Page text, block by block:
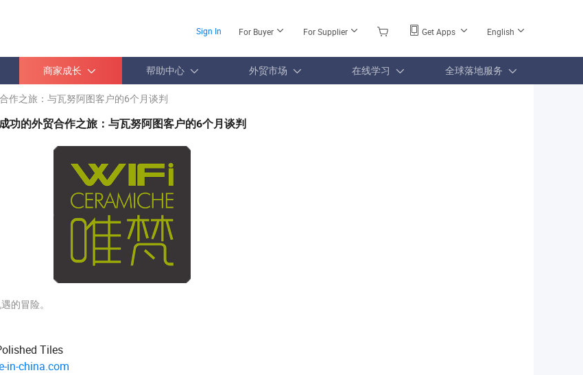
Sign In For Buyer For Supplier Get Apps English
商家成长 帮助中心 外贸市场 在线学习 全球落地服务
作之旅：与瓦努阿图客户的6个月谈判
成功的外贸合作之旅：与瓦努阿图客户的6个月谈判
的冒险。
Tiles
in-china.com